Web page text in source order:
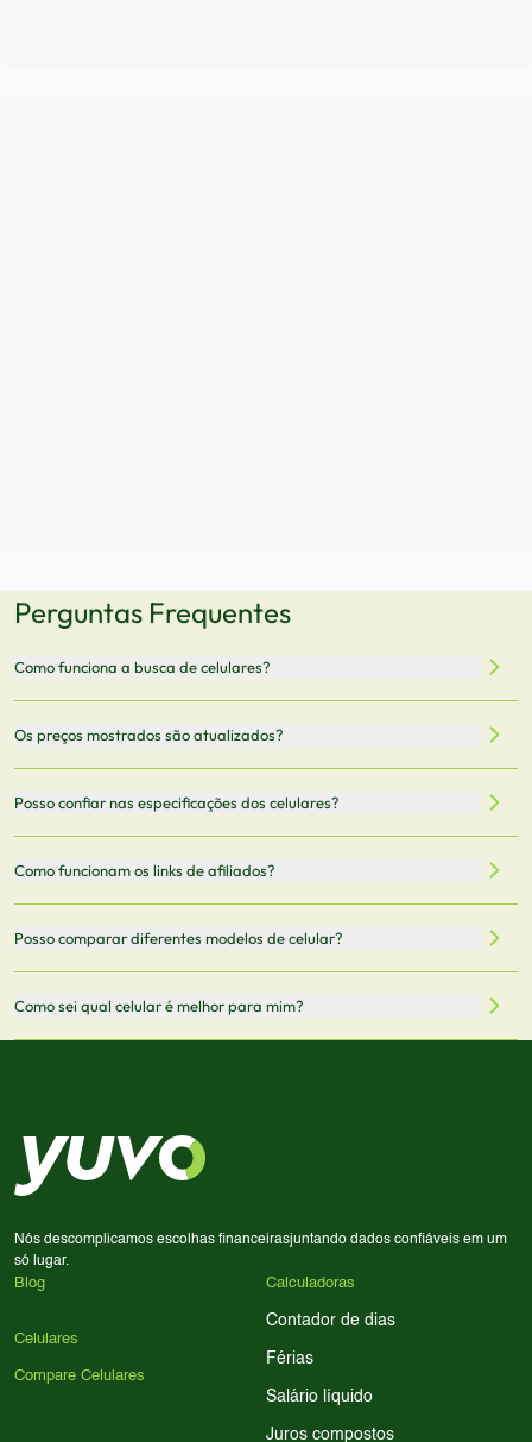
Perguntas Frequentes
Como funciona a busca de celulares?
armazenamento, memória RAM, bateria e conectividade
5G.
Os preços mostrados são atualizados?
vendedor antes de finalizar sua compra.
Posso confiar nas especificações dos celulares?
informações mais recentes de cada modelo.
Como funcionam os links de afiliados?
comissão sem custo adicional para você.
Posso comparar diferentes modelos de celular?
Sim! Você pode selecionar até 3 celulares para comparar
Como sei qual celular é melhor para mim?
processador e bateria são essenciais. Use nossos filtros
para encontrar o celular ideal.
Nós descomplicamos escolhas financeirasjuntando dados confiáveis em um
só lugar.
Blog
Celulares
Compare Celulares
Calculadoras
Contador de dias
Férias
Salário líquido
Juros compostos